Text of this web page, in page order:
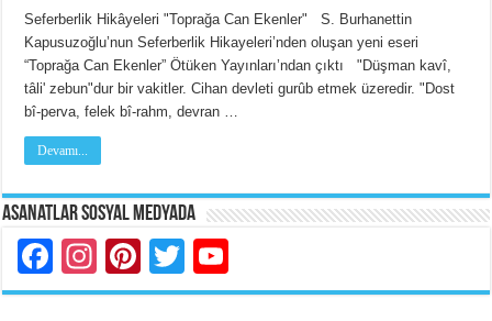
Seferberlik Hikâyeleri "Toprağa Can Ekenler" S. Burhanettin
Kapusuzoğlu’nun Seferberlik Hikayeleri’nden oluşan yeni eseri
“Toprağa Can Ekenler” Ötüken Yayınları’ndan çıktı "Düşman kavî,
tâli' zebun"dur bir vakitler. Cihan devleti gurûb etmek üzeredir. "Dost
bî-perva, felek bî-rahm, devran …
Devamı...
Asanatlar Sosyal Medyada
Facebook
Instagram
Pinterest
Twitter